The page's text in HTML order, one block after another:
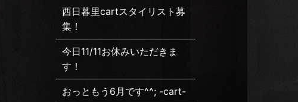
西日暮里cartスタイリスト募
集！
今日11/11お休みいただきま
す！
おっともう6月です^^; -cart-